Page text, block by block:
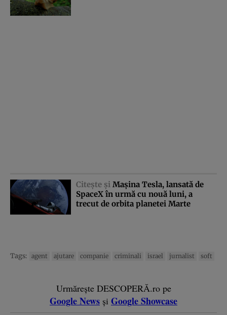
Citeşte şi Maşina Tesla, lansată de
SpaceX în urmă cu nouă luni, a
trecut de orbita planetei Marte
Tags: agent ajutare companie criminali israel jurnalist soft
Urmărește DESCOPERĂ.ro pe
Google News și Google Showcase